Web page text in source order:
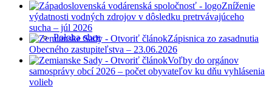
Poloha obce
Zníženie
výdatnosti vodných zdrojov v dôsledku pretrvávajúceho
sucha – júl 2026
Zápisnica zo zasadnutia
Obecného zastupiteľstva – 23.06.2026
Voľby do orgánov
samosprávy obcí 2026 – počet obyvateľov ku dňu vyhlásenia
volieb